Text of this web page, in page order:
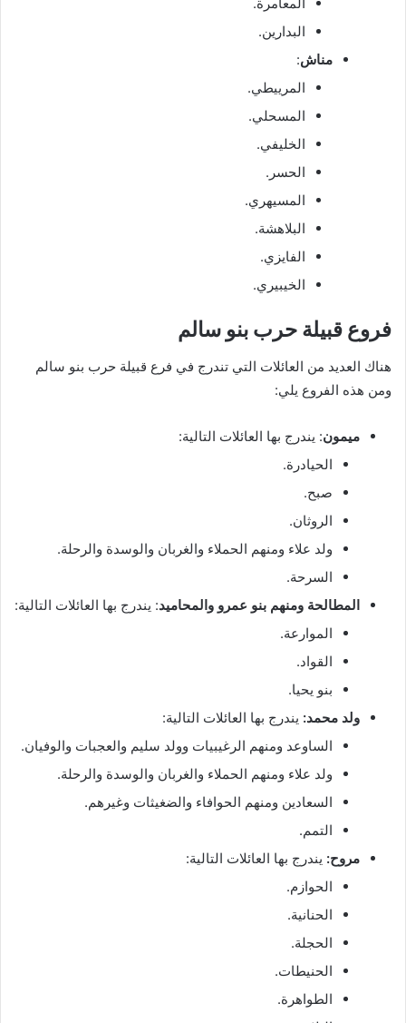
المعامرة.
البدارين.
مناش:
المرييطي.
المسحلي.
الخليفي.
الحسر.
المسيهري.
البلاهشة.
الفايزي.
الخيبيري.
فروع قبيلة حرب بنو سالم
هناك العديد من العائلات التي تندرج في فرع قبيلة حرب بنو سالم
ومن هذه الفروع يلي:
ميمون: يندرج بها العائلات التالية:
الحيادرة.
صبح.
الروثان.
ولد علاء ومنهم الحملاء والغربان والوسدة والرحلة.
السرحة.
المطالحة ومنهم بنو عمرو والمحاميد: يندرج بها العائلات التالية:
الموارعة.
القواد.
بنو يحيا.
ولد محمد: يندرج بها العائلات التالية:
الساوعد ومنهم الرغيبيات وولد سليم والعجبات والوفيان.
ولد علاء ومنهم الحملاء والغربان والوسدة والرحلة.
السعادين ومنهم الحوافاء والضغيثات وغيرهم.
التمم.
مروح: يندرج بها العائلات التالية:
الحوازم.
الحنانية.
الحجلة.
الحنيطات.
الطواهرة.